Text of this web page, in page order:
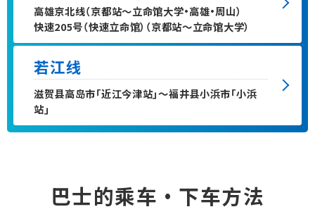
一般路线巴士
利用指南
关于西日本JR巴士
高雄京北线（京都站～立命馆大学・高雄・周山）
快速205号（快速立命馆）（京都站～立命馆大学）
若江线
滋贺县高岛市「近江今津站」～福井县小浜市「小浜
站」
巴士的乘车·下车方法